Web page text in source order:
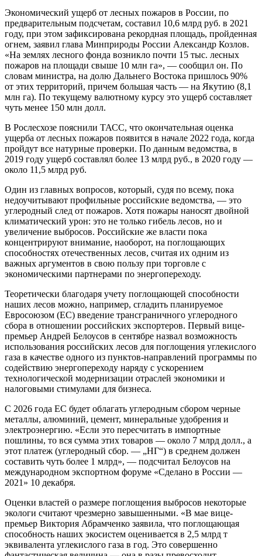
Экономический ущерб от лесных пожаров в России, по
предварительным подсчетам, составил 10,6 млрд руб. в 2021
году, при этом зафиксирована рекордная площадь, пройденная
огнем, заявил глава Минприроды России Александр Козлов.
«На землях лесного фонда возникло почти 15 тыс. лесных
пожаров на площади свыше 10 млн га», — сообщил он. По
словам министра, на долю Дальнего Востока пришлось 90%
от этих территорий, причем большая часть — на Якутию (8,1
млн га). По текущему валютному курсу это ущерб составляет
чуть менее 150 млн долл.
В Рослесхозе пояснили ТАСС, что окончательная оценка
ущерба от лесных пожаров появится в начале 2022 года, когда
пройдут все натурные проверки. По данным ведомства, в
2019 году ущерб составлял более 13 млрд руб., в 2020 году —
около 11,5 млрд руб.
Один из главных вопросов, который, судя по всему, пока
недоучитывают профильные российские ведомства, — это
углеродный след от пожаров. Хотя пожары наносят двойной
климатический урон: это не только гибель лесов, но и
увеличение выбросов. Российские же власти пока
концентрируют внимание, наоборот, на поглощающих
способностях отечественных лесов, считая их одним из
важных аргументов в свою пользу при торговле с
экономическими партнерами по энергопереходу.
Теоретически благодаря учету поглощающей способности
наших лесов можно, например, сгладить планируемое
Евросоюзом (ЕС) введение трансграничного углеродного
сбора в отношении российских экспортеров. Первый вице-
премьер Андрей Белоусов в сентябре назвал возможность
использования российских лесов для поглощения углекислого
газа в качестве одного из пунктов-направлений программы по
содействию энергопереходу наряду с ускорением
технологической модернизации отраслей экономики и
налоговыми стимулами для бизнеса.
С 2026 года ЕС будет облагать углеродным сбором черные
металлы, алюминий, цемент, минеральные удобрения и
электроэнергию. «Если это пересчитать в импортные
пошлины, то вся сумма этих товаров — около 7 млрд долл., а
этот платеж (углеродный сбор. — „НГ“) в среднем должен
составить чуть более 1 млрд», — подсчитал Белоусов на
международном экспортном форуме «Сделано в России —
2021» 10 декабря.
Оценки властей о размере поглощения выбросов некоторые
экологи считают чрезмерно завышенными. «В мае вице-
премьер Виктория Абрамченко заявила, что поглощающая
способность наших экосистем оценивается в 2,5 млрд т
эквивалента углекислого газа в год. Это совершенно